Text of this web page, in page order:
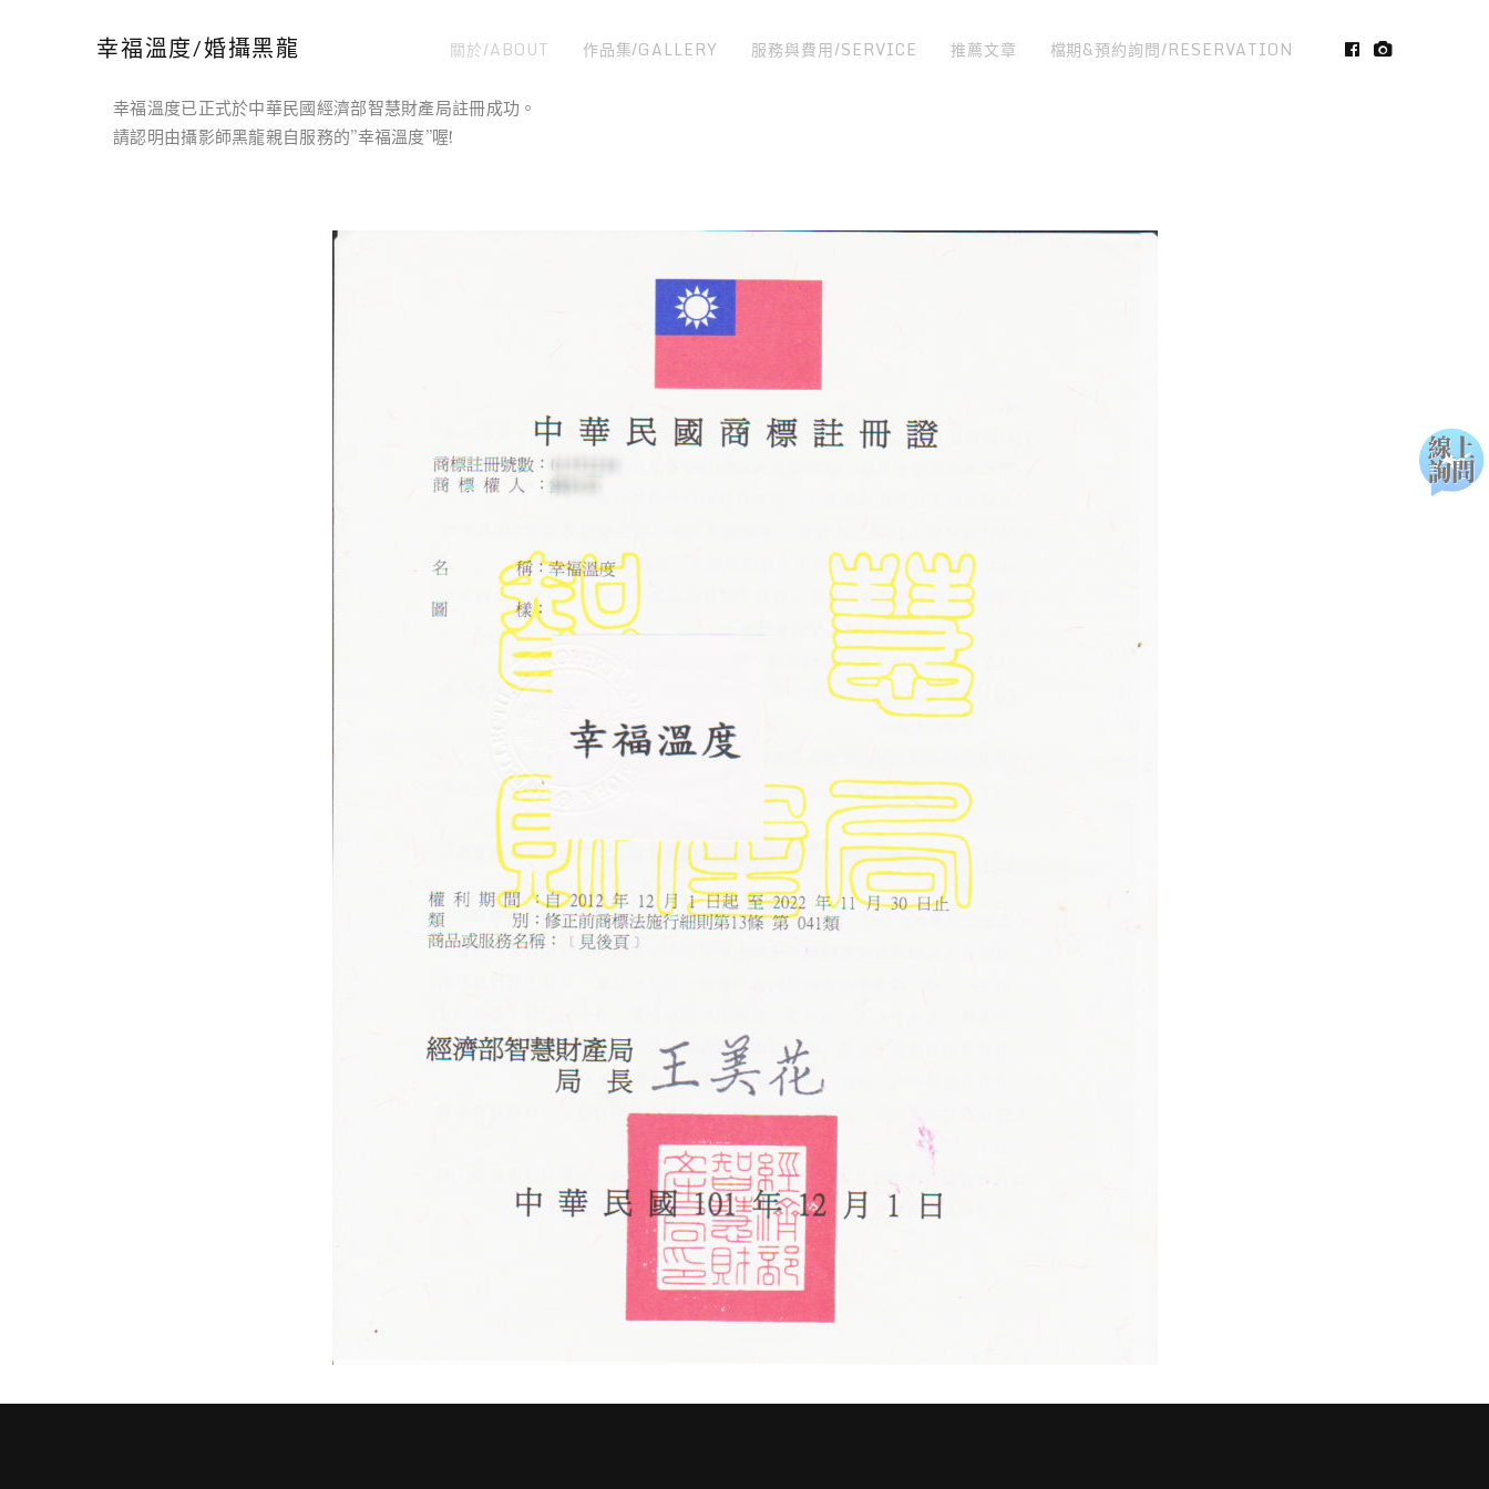
幸福溫度/婚攝黑龍 關於/ABOUT 作品集/GALLERY 服務與費用/SERVICE 推薦文章 檔期&預約詢問/RESERVATION
幸福溫度已正式於中華民國經濟部智慧財產局註冊成功。
請認明由攝影師黑龍親自服務的”幸福溫度”喔!